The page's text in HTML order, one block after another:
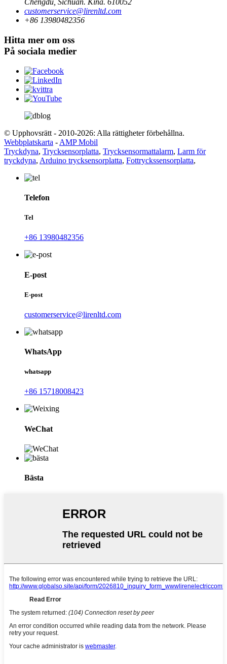
Chengdu, Sichuan. Kina. 610052
customerservice@lirenltd.com
+86 13980482356
Hitta mer om oss
På sociala medier
© Upphovsrätt - 2010-2026: Alla rättigheter förbehållna.
Webbplatskarta - AMP Mobil
Tryckdyna, Trycksensorplatta, Trycksensormattalarm, Larm för
tryckdyna, Arduino trycksensorplatta, Fottryckssensorplatta,
Telefon
Tel
+86 13980482356
E-post
E-post
customerservice@lirenltd.com
WhatsApp
whatsapp
+86 15718008423
WeChat
Bästa